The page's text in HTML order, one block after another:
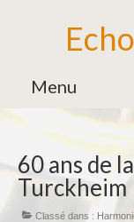
Menu
Association
Bureau
Bénévoles
60 ans de
Turckheim
Classé dans :